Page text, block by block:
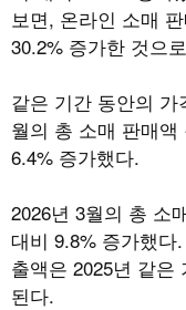
보면, 온라인 소매
30.2% 증가한 것으
같은 기간 동안의
월의 총 소매 판매
6.4% 증가했다.
2026년 3월의 총 소
대비 9.8% 증가했다
출액은 2025년 같은
된다.